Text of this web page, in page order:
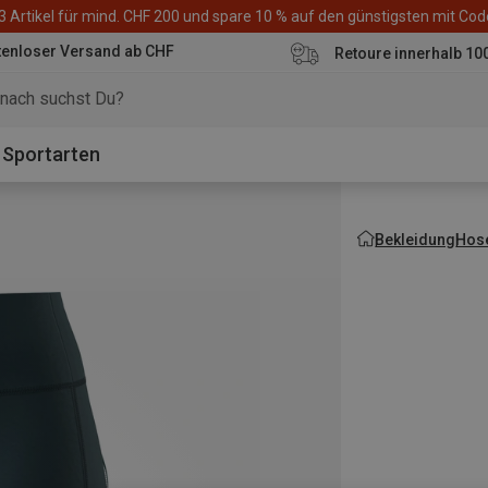
Artikel für mind. CHF 200 und spare 10 % auf den günstigsten mit
Versand ab CHF Retoure innerhalb
Sportarten
Bekleidung